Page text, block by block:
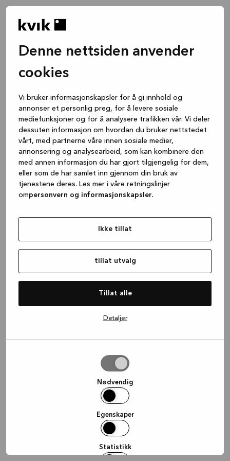
Denne nettsiden anvender
cookies
Vi bruker informasjonskapsler for å gi innhold og
annonser et personlig preg, for å levere sosiale
mediefunksjoner og for å analysere trafikken vår. Vi deler
dessuten informasjon om hvordan du bruker nettstedet
vårt, med partnerne våre innen sosiale medier,
annonsering og analysearbeid, som kan kombinere den
med annen informasjon du har gjort tilgjengelig for dem,
eller som de har samlet inn gjennom din bruk av
tjenestene deres. Les mer i våre retningslinjer
ompersonvern og informasjonskapsler.
Ikke tillat
tillat utvalg
Tillat alle
Detaljer
Nødvendig
Egenskaper
Statistikk
(see the browser console for more
information).